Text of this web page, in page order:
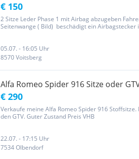
€ 150
2 Sitze Leder Phase 1 mit Airbag abzugeben
Seitenwange ( Bild) beschädigt ein Airbagstecker
05.07. - 16:05 Uhr
8570 Voitsberg
Alfa Romeo Spider 916 Sitze oder
€ 290
Verkaufe meine Alfa Romeo Spider 916 Stoffsitze.
den GTV. Guter Zustand Preis VHB
22.07. - 17:15 Uhr
7534 Olbendorf